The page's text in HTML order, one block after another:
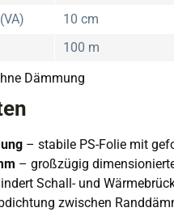
Dämmung
10 cm
100 m
– stabile PS-Folie mit
– großzügig
Schall- und
zwischen